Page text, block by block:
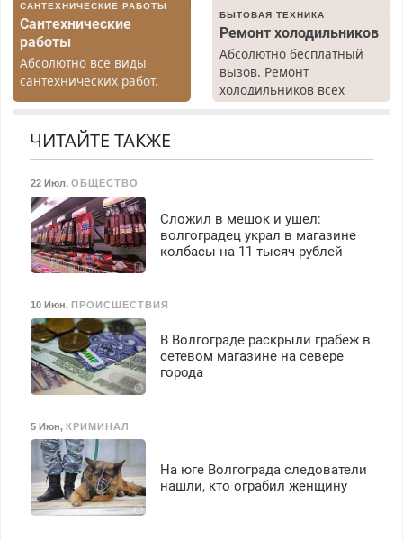
Ежемесячно
выплачивается денежная
премия. Возможно
бесплатное обучение,
получение документов,
работа инспектором по
безопасности с з/п до
125000 руб.
САНТЕХНИЧЕСКИЕ РАБОТЫ
Сантехнические
работы
Абсолютно все виды
сантехнических работ.
Быстро. Качественно.
БЫТОВАЯ ТЕХНИКА
Ремонт холодильников
Абсолютно бесплатный
вызов. Ремонт
холодильников всех
марок на дому, с
Пенсионерам – скидки до
ЧИТАЙТЕ ТАКЖЕ
22 Июл, ОБЩЕСТВО
Сложил в мешок и ушел:
волгоградец украл в магазине
колбасы на 11 тысяч рублей
10 Июн, ПРОИСШЕСТВИЯ
В Волгограде раскрыли грабеж в
сетевом магазине на севере
города
5 Июн, КРИМИНАЛ
На юге Волгограда следователи
нашли, кто ограбил женщину